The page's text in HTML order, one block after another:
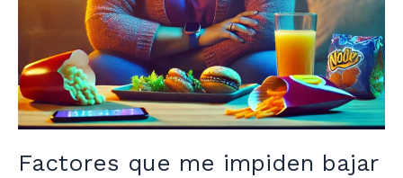
Factores que me impiden bajar